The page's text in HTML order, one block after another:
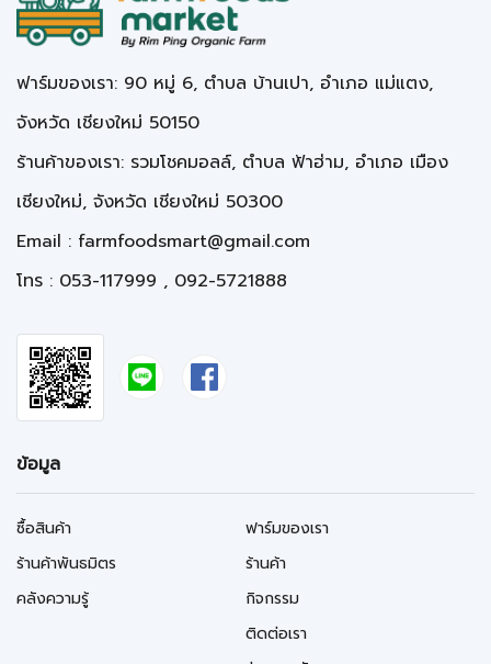
ฟาร์มของเรา: 90 หมู่ 6, ตำบล บ้านเปา, อำเภอ แม่แตง,
จังหวัด เชียงใหม่ 50150
ร้านค้าของเรา: รวมโชคมอลล์, ตำบล ฟ้าฮ่าม, อำเภอ เมือง
เชียงใหม่, จังหวัด เชียงใหม่ 50300
Email : farmfoodsmart@gmail.com
โทร : 053-117999 , 092-5721888
ข้อมูล
ซื้อสินค้า
ร้านค้าพันธมิตร
คลังความรู้
ฟาร์มของเรา
ร้านค้า
กิจกรรม
ติดต่อเรา